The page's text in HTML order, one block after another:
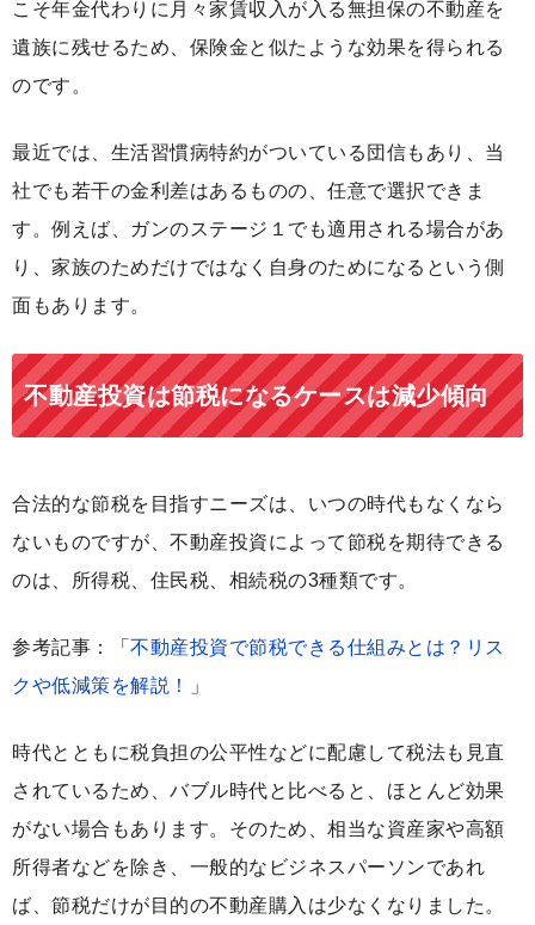
こそ年金代わりに月々家賃収入が入る無担保の不動産を
遺族に残せるため、保険金と似たような効果を得られる
のです。
最近では、生活習慣病特約がついている団信もあり、当
社でも若干の金利差はあるものの、任意で選択できま
す。例えば、ガンのステージ１でも適用される場合があ
り、家族のためだけではなく自身のためになるという側
面もあります。
不動産投資は節税になるケースは減少傾向
合法的な節税を目指すニーズは、いつの時代もなくなら
ないものですが、不動産投資によって節税を期待できる
のは、所得税、住民税、相続税の3種類です。
参考記事：「 不動産投資で節税できる仕組みとは？リス
クや低減策を解説！
」
時代とともに税負担の公平性などに配慮して税法も見直
されているため、バブル時代と比べると、ほとんど効果
がない場合もあります。そのため、相当な資産家や高額
所得者などを除き、一般的なビジネスパーソンであれ
ば、節税だけが目的の不動産購入は少なくなりました。